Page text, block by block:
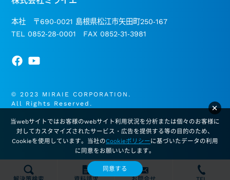
本社 〒690-0021 島根県松江市矢田町250-167
TEL 0852-28-0001 FAX 0852-31-3981
© 2023 MIRAIE CORPORATION.
All Rights Reserved.
×
当webサイトではお客様のwebサイト利用状況を分析または個々のお客様に
対してカスタマイズされたサービス・広告を提供する等の目的のため、
Cookieを使用しています。当社のCookieポリシーに基づいたデータの利用
に同意をお願いいたします。
同意する